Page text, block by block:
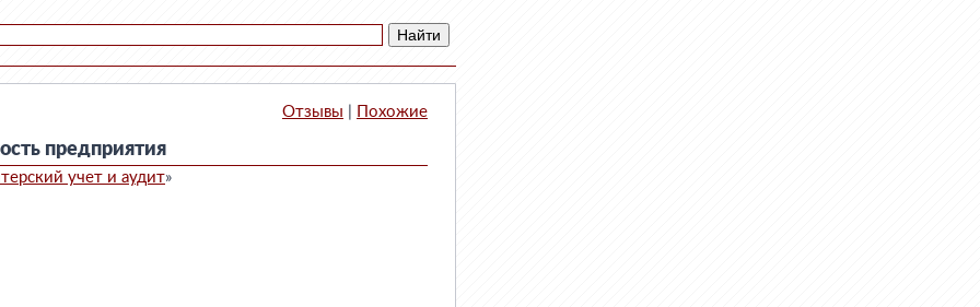
Отзывы Похожие
предприятия
учет и аудит»